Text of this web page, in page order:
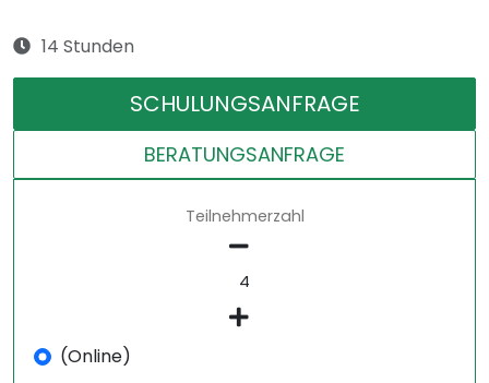
14 Stunden
SCHULUNGSANFRAGE
BERATUNGSANFRAGE
Teilnehmerzahl
(Online)